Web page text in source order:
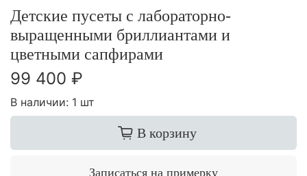
Детские пусеты с лабораторно-
выращенными бриллиантами и
цветными сапфирами
99 400 ₽
В наличии: 1 шт
В корзину
Записаться на примерку